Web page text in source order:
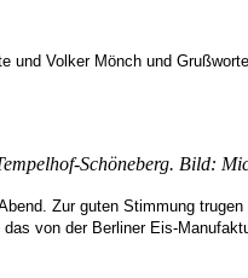
Volker Mönch und
Schöneberg. Bild:
Zur guten Stimmung
von der Berliner Eis-